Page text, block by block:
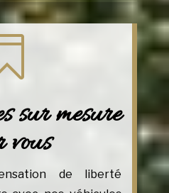
sur mesure
vous
de liberté